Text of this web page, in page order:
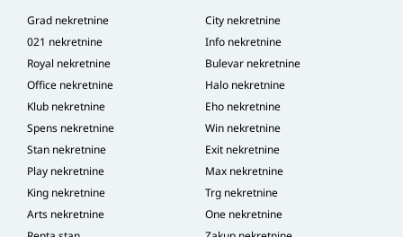
Grad nekretnine
City nekretnine
021 nekretnine
Info nekretnine
Royal nekretnine
Bulevar nekretnine
Office nekretnine
Halo nekretnine
Klub nekretnine
Eho nekretnine
Spens nekretnine
Win nekretnine
Stan nekretnine
Exit nekretnine
Play nekretnine
Max nekretnine
King nekretnine
Trg nekretnine
Arts nekretnine
One nekretnine